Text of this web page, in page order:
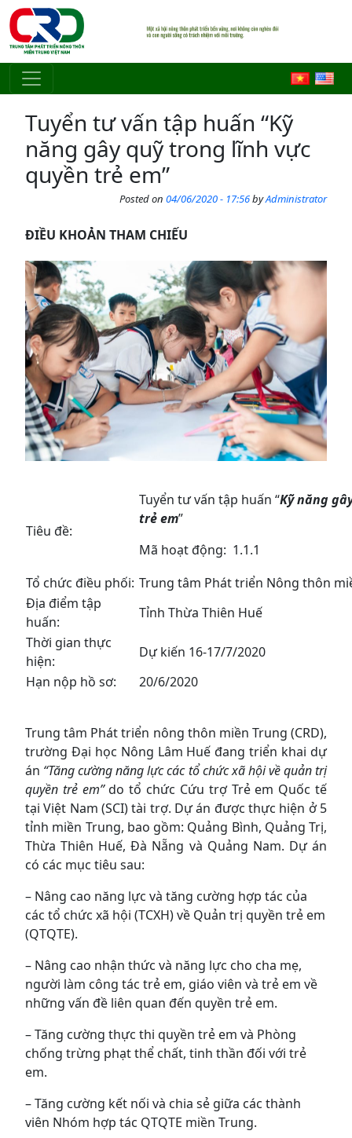
Skip to main content
Tuyển tư vấn tập huấn “Kỹ
năng gây quỹ trong lĩnh vực
quyền trẻ em”
Posted on 04/06/2020 - 17:56byAdministrator
ĐIỀU KHOẢN THAM CHIẾU
Tiêu đề:
Tuyển tư vấn tập huấn “Kỹ năng
trẻ em”
Mã hoạt động: 1.1.1
Tổ chức điều phối: Trung tâm Phát triển Nông thôn
Địa điểm tập
huấn:
Tỉnh Thừa Thiên Huế
Thời gian thực
hiện:
Dự kiến 16-17/7/2020
Hạn nộp hồ sơ:
20/6/2020
Trung tâm Phát triển nông thôn miền Trung (CRD),
trường Đại học Nông Lâm Huế đang triển khai dự
án “Tăng cường năng lực các tổ chức xã hội về quản trị
quyền trẻ em”do tổ chức Cứu trợ Trẻ em Quốc tế
tại Việt Nam (SCI) tài trợ. Dự án được thực hiện ở 5
tỉnh miền Trung, bao gồm: Quảng Bình, Quảng Trị,
Thừa Thiên Huế, Đà Nẵng và Quảng Nam. Dự án
có các mục tiêu sau:
– Nâng cao năng lực và tăng cường hợp tác của
các tổ chức xã hội (TCXH) về Quản trị quyền trẻ em
(QTQTE).
– Nâng cao nhận thức và năng lực cho cha mẹ,
người làm công tác trẻ em, giáo viên và trẻ em về
những vấn đề liên quan đến quyền trẻ em.
– Tăng cường thực thi quyền trẻ em và Phòng
chống trừng phạt thể chất, tinh thần đối với trẻ
em.
– Tăng cường kết nối và chia sẻ giữa các thành
viên Nhóm hợp tác QTQTE miền Trung.